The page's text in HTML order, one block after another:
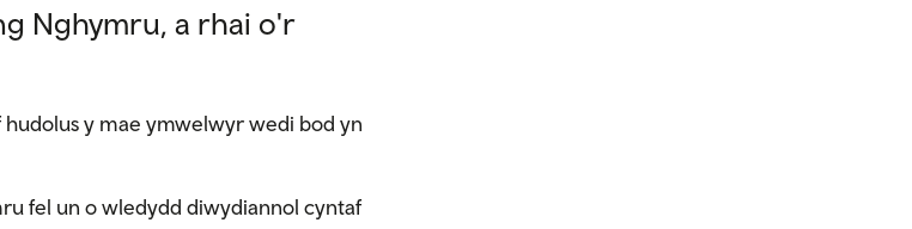
Nghymru, a rhai o'r
y mae ymwelwyr wedi bod yn
fel un o wledydd diwydiannol cyntaf